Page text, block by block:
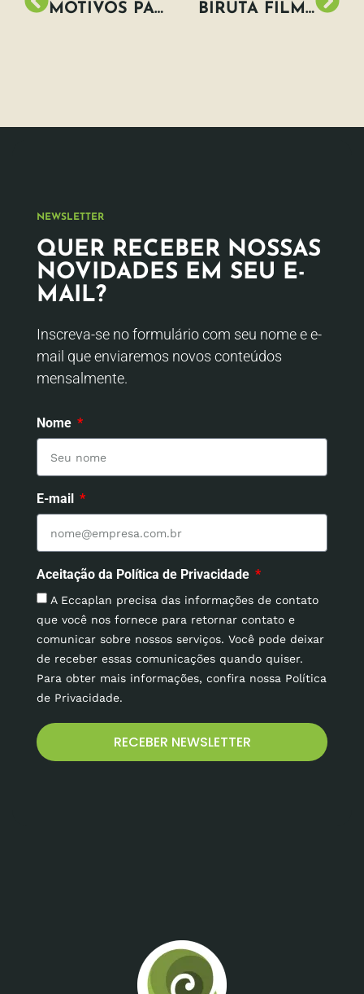
MOTIVOS PARA IMPLEMENTAR INICIATIVA ESG NA SUA EMPRESA BIRUTA FILME RECEBE O SELO CARBONO NEUTRO, QUANTIFICANDO E COMPENSANDO AS EMISSÕES DE CARBONO DAS SUAS FILMAGENS
NEWSLETTER
QUER RECEBER NOSSAS
NOVIDADES EM SEU E-
MAIL?
Inscreva-se no formulário com seu nome e e-
mail que enviaremos novos conteúdos
mensalmente.
Nome
E-mail
Aceitação da Política de Privacidade
A Eccaplan precisa das informações de contato
que você nos fornece para retornar contato e
comunicar sobre nossos serviços. Você pode deixar
de receber essas comunicações quando quiser.
Para obter mais informações, confira nossa Política
de Privacidade.
RECEBER NEWSLETTER